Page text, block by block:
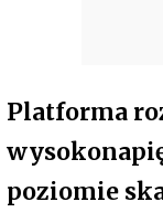
Platforma
poziomie